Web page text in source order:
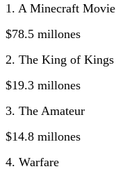
1. A Minecraft Movie
$78.5 millones
2. The King of Kings
$19.3 millones
3. The Amateur
$14.8 millones
4. Warfare